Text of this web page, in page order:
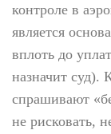
контроле в
является
вплоть до
назначит суд).
спрашивают
не рисковать,